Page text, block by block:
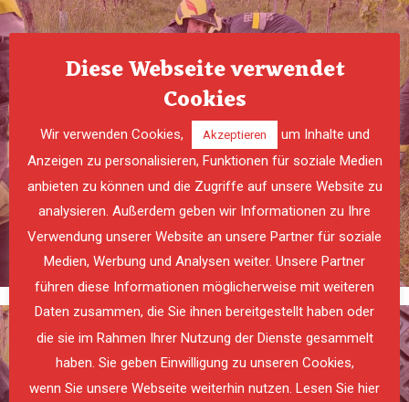
PREVIOUS
Diese Webseite verwendet
Cookies
Wir verwenden Cookies, Akzeptieren
um Inhalte und
Anzeigen zu personalisieren, Funktionen für soziale Medien
anbieten zu können und die Zugriffe auf unsere Website zu
analysieren. Außerdem geben wir Informationen zu Ihre
Verwendung unserer Website an unsere Partner für soziale
Medien, Werbung und Analysen weiter. Unsere Partner
führen diese Informationen möglicherweise mit weiteren
Daten zusammen, die Sie ihnen bereitgestellt haben oder
die sie im Rahmen Ihrer Nutzung der Dienste gesammelt
haben. Sie geben Einwilligung zu unseren Cookies,
wenn Sie unsere Webseite weiterhin nutzen. Lesen Sie hier